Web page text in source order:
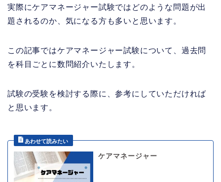
実際にケアマネージャー試験ではどのような問題が出
題されるのか、気になる方も多いと思います。
この記事ではケアマネージャー試験について、過去問
を科目ごとに数問紹介いたします。
試験の受験を検討する際に、参考にしていただければ
と思います。
ケアマネージャー